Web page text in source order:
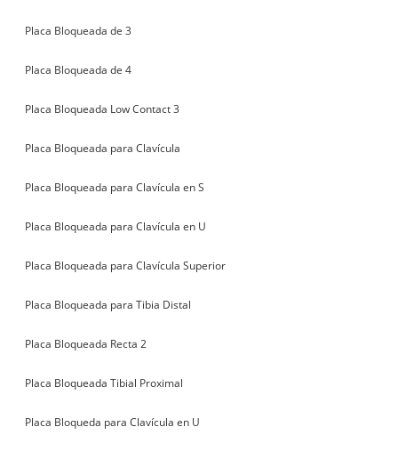
Placa Bloqueada de 3
Placa Bloqueada de 4
Placa Bloqueada Low Contact 3
Placa Bloqueada para Clavícula
Placa Bloqueada para Clavícula en S
Placa Bloqueada para Clavícula en U
Placa Bloqueada para Clavícula Superior
Placa Bloqueada para Tibia Distal
Placa Bloqueada Recta 2
Placa Bloqueada Tibial Proximal
Placa Bloqueda para Clavícula en U